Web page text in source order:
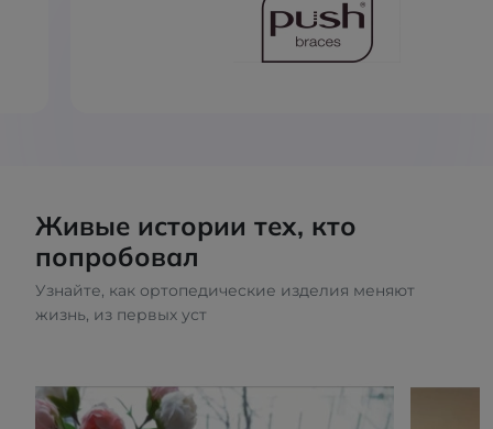
Живые истории тех, кто
попробовал
Узнайте, как ортопедические изделия меняют
жизнь, из первых уст